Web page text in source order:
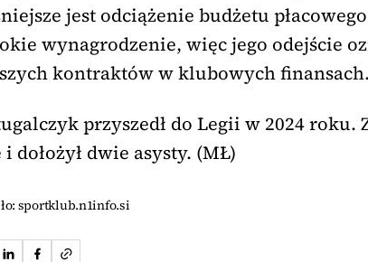
jest odciążenie budżetu
wynagrodzenie, więc jego odejście
kontraktów w klubowych finansach.
przyszedł do Legii w 2024 roku.
i dołożył dwie asysty. (MŁ)
sportklub.n1info.si